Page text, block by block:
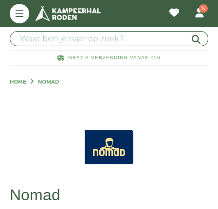
GRATIS VERZENDING VANAF €50
HOME NOMAD
Nomad